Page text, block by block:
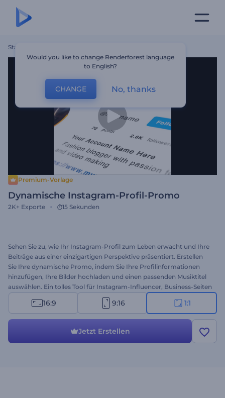
Startseite
Premium-Vorlage
Dynamische Instagram-Profil-Promo
2K+ Exporte 15 Sekunden
Sehen Sie zu, wie Ihr Instagram-Profil zum Leben erwacht und Ihre
Beiträge aus einer einzigartigen Perspektive präsentiert. Erstellen
Sie Ihre dynamische Promo, indem Sie Ihre Profilinformationen
hinzufügen, Ihre Bilder hochladen und einen passenden Musiktitel
auswählen. Ein tolles Tool für Instagram-Influencer, Business-Seiten
und vieles mehr. Holen Sie sich Ihre Promo noch heute!
16:9 9:16 1:1
Jetzt Erstellen
Would you like to change Renderforest language
to English?
CHANGE No, thanks